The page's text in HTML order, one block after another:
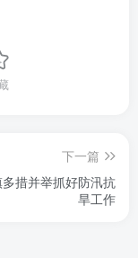
下一篇
措并举抓好防汛抗
旱工作